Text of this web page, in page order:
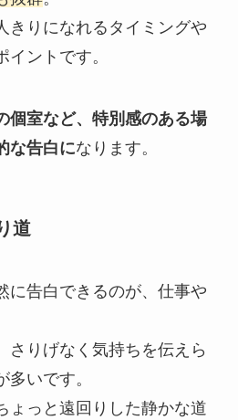
きりになれるタイミングや
ントです。
個室など、特別感のある場
な告白になります。
道
に告白できるのが、仕事や
さりげなく気持ちを伝えら
いです。
ょっと遠回りした静かな道